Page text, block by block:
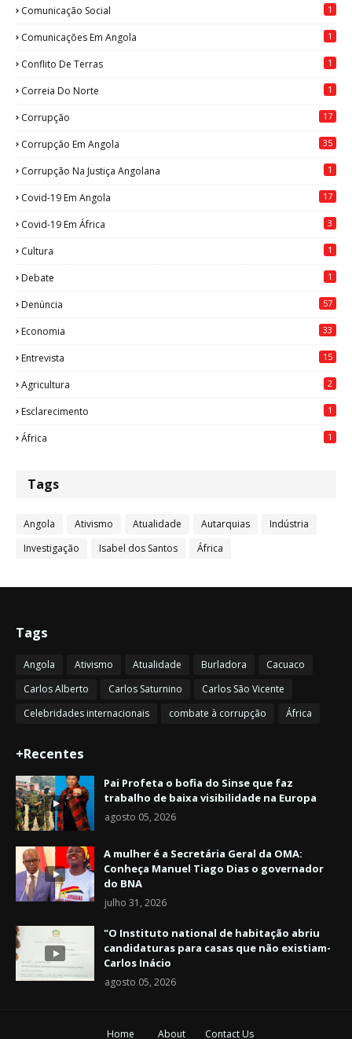
Comunicação Social 1
Comunicações Em Angola 1
Conflito De Terras 1
Correia Do Norte 1
Corrupção 17
Corrupção Em Angola 35
Corrupção Na Justiça Angolana 1
Covid-19 Em Angola 17
Covid-19 Em África 3
Cultura 1
Debate 1
Denúncia 57
Economia 33
Entrevista 15
Agricultura 2
Esclarecimento 1
África 1
Tags
Angola Ativismo Atualidade Autarquias
Indústria
Investigação
Isabel dos Santos África
Tags
Angola Ativismo Atualidade Burladora
Cacuaco
Carlos Alberto
Carlos Saturnino
Carlos São Vicente
Celebridades internacionais
combate à corrupção África
+Recentes
Pai Profeta o bofia do Sinse que faz
trabalho de baixa visibilidade na Europa
agosto 05, 2026
A mulher é a Secretária Geral da OMA:
Conheça Manuel Tiago Dias o governador
do BNA
julho 31, 2026
"O Instituto national de habitação abriu
candidaturas para casas que não existiam-
Carlos Inácio
agosto 05, 2026
Home About Contact Us